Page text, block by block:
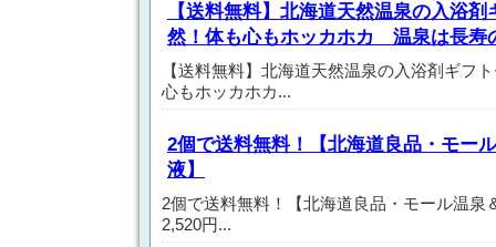
【送料無料】北海道天然温泉の入浴
然！体も心もホッカホカ 温泉は長寿
【送料無料】北海道天然温泉の入浴剤ギフ
心もホッカホカ...
2個で送料無料！【北海道良品・モー
液】
2個で送料無料！【北海道良品・モール温泉
2,520円...